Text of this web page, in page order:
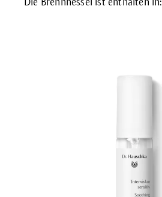
Die Brennnessel ist enthalten in: